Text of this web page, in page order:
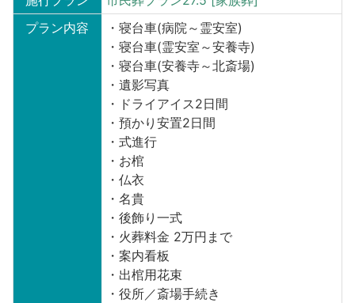
プラン内容
・寝台車(病院～霊安室)
・寝台車(霊安室～安養寺)
・寝台車(安養寺～北斎場)
・遺影写真
・ドライアイス2日間
・預かり安置2日間
・式進行
・お棺
・仏衣
・名貴
・後飾り一式
・火葬料金 2万円まで
・案内看板
・出棺用花束
・役所／斎場手続き